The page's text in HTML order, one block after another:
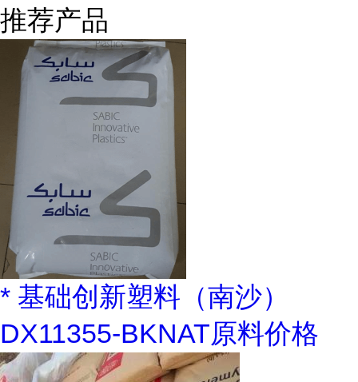
推荐产品
* 基础创新塑料（南沙）
DX11355-BKNAT原料价格